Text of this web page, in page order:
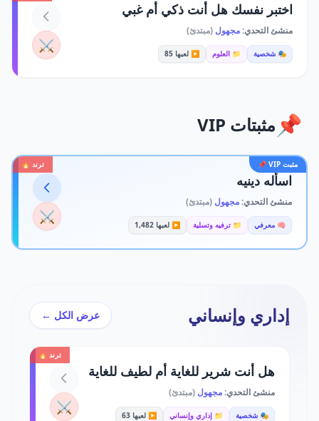
اختبر نفسك هل أنت ذكي أم غبي
منشئ التحدي:مجهول (مبتدئ)
🎭 شخصية 📁 العلوم ▶️ لعبها 85 ⚔️
📌 مثبتات VIP
مثبت VIP 📌 ترند 🔥
اسأله دينيه
منشئ التحدي:مجهول (مبتدئ)
🧠 معرفي 📁 ترفيه وتسلية ▶️ لعبها 1,482 ⚔️
إداري وإنساني عرض الكل ←
ترند 🔥
هل أنت شرير للغاية أم لطيف للغاية
منشئ التحدي:مجهول (مبتدئ)
🎭 شخصية 📁 إداري وإنساني ▶️ لعبها 63 ⚔️